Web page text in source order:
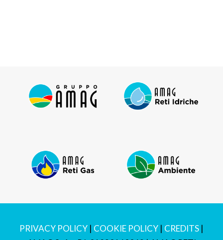
PRIVACY POLICY | COOKIE POLICY | CREDITS |